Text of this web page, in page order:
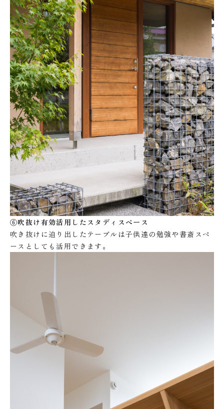
⑥吹抜け有効活用したスタディスペース
吹き抜けに迫り出したテーブルは子供達の勉強や書斎スペ
ースとしても活用できます。